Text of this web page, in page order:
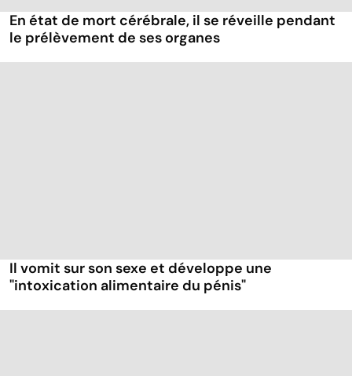
En état de mort cérébrale, il se réveille pendant
le prélèvement de ses organes
Il vomit sur son sexe et développe une
"intoxication alimentaire du pénis"